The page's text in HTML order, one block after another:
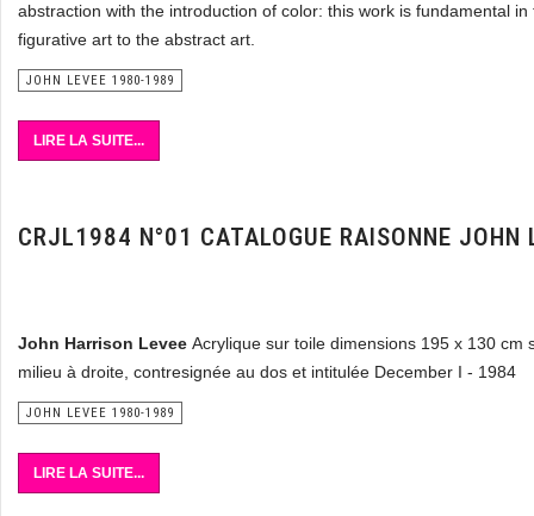
abstraction with the introduction of color: this work is fundamental
figurative art to the abstract art.
JOHN LEVEE 1980-1989
LIRE LA SUITE...
CRJL1984 N°01 CATALOGUE RAISONNE JOHN
John Harrison Levee Acrylique sur toile dimensions 195 x 130 cm
milieu à droite, contresignée au dos et intitulée December I - 1984
JOHN LEVEE 1980-1989
LIRE LA SUITE...